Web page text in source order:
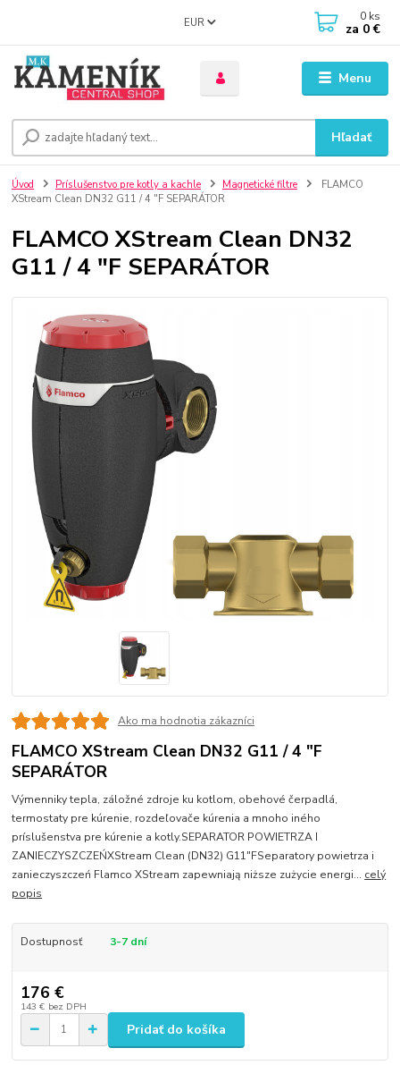
Menu
EUR
Hľadať
0 ks
za 0 €
Úvod Príslušenstvo pre kotly a kachle Magnetické filtre
FLAMCO
XStream Clean DN32 G11 / 4 "F SEPARÁTOR
FLAMCO XStream Clean DN32
G11 / 4 "F SEPARÁTOR
Ako ma hodnotia zákazníci
FLAMCO XStream Clean DN32 G11 / 4 "F
SEPARÁTOR
Výmenniky tepla, záložné zdroje ku kotlom, obehové čerpadlá,
termostaty pre kúrenie, rozdeľovače kúrenia a mnoho iného
príslušenstva pre kúrenie a kotly.SEPARATOR POWIETRZA I
ZANIECZYSZCZEŃXStream Clean (DN32) G11"FSeparatory powietrza i
zanieczyszczeń Flamco XStream zapewniają niższe zużycie energi... celý
popis
Dostupnosť 3-7 dní
176 €
143 € bez DPH
Pridať do košíka